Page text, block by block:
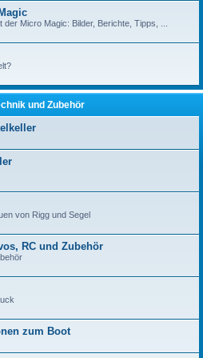
Micro Magic: Bilder, Berichte, Tipps, ...
und Zubehör
von Rigg und Segel
RC und Zubehör
zum Boot